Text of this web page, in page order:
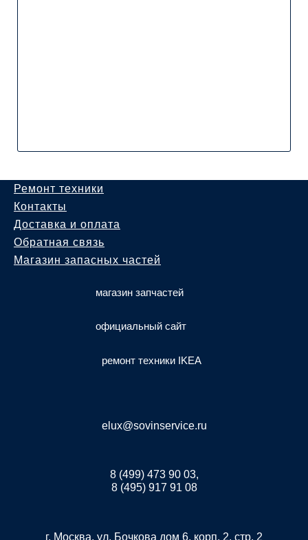
Ремонт техники
Контакты
Доставка и оплата
Обратная связь
Магазин запасных частей
магазин запчастей
официальный сайт
ремонт техники IKEA
elux@sovinservice.ru
8 (499) 473 90 03,
8 (495) 917 91 08
г. Москва, ул. Бочкова дом 6, корп. 2, стр. 2